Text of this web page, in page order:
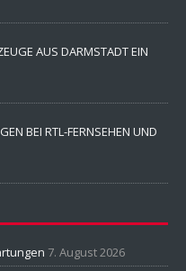
AUS DARMSTADT EIN
BEI RTL-FERNSEHEN UND
7. August 2026